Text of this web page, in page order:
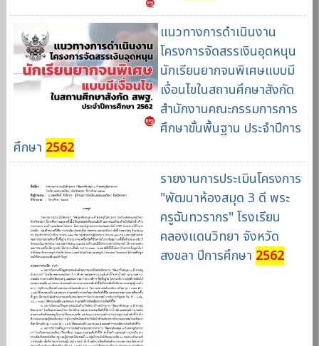
แนวทางการดำเนินงาน
โครงการจัดสรรเงินอุดหนุน
นักเรียนยากจนพิเศษแบบมี
เงื่อนไขในสถานศึกษาสังกัด
สำนักงานคณะกรรมการการ
ศึกษาขั้นพื้นฐาน ประจำปีการ
ศึกษา 2562
รายงานการประเมินโครงการ
"พัฒนาห้องสมุด 3 ดี พระ
ครูฉันทวรากร" โรงเรียน
คลองแดนวิทยา จังหวัด
สงขลา ปีการศึกษา 2562